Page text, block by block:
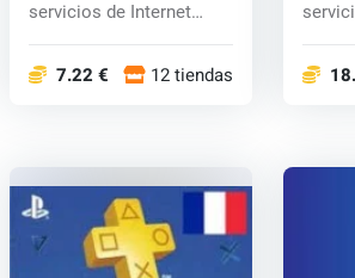
servicios de Internet
7.22 € 12 tiendas